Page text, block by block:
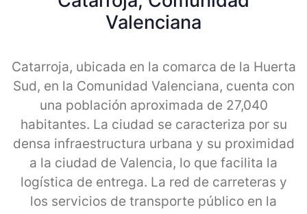
Valenciana
Catarroja, ubicada en la comarca de la Huerta
Sud, en la Comunidad Valenciana, cuenta con
una población aproximada de 27,040
habitantes. La ciudad se caracteriza por su
densa infraestructura urbana y su proximidad
a la ciudad de Valencia, lo que facilita la
logística de entrega. La red de carreteras y
los servicios de transporte público en la